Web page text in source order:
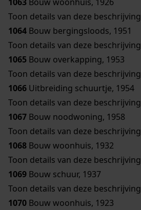
Toon details van deze beschrijving
1064 Bouw bergingsloods, 1951
Toon details van deze beschrijving
1065 Bouw overkapping, 1953
Toon details van deze beschrijving
1066 Uitbreiding schuurtje, 1954
Toon details van deze beschrijving
1067 Bouw noodwoning, 1958
Toon details van deze beschrijving
1068 Bouw woonhuis, 1932
Toon details van deze beschrijving
1069 Bouw schuur, 1937
Toon details van deze beschrijving
1070 Bouw woonhuis, 1923